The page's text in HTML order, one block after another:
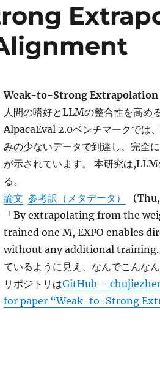
Weak-to-Strong Extrapolation
人間の嗜好とLLMの整合性を高め
AlpacaEval 2.0ベンチマークでは
みの少ないデータで到達し、完全
が示されています。 本研究は
る。
論文 参考訳（メタデータ）
(Thu,
「By extrapolating from the
trained one M, EXPO enables
without any additional training.」
ているように見え、なんでこんなん
リポジトリはGitHub –
for paper “Weak-to-Strong